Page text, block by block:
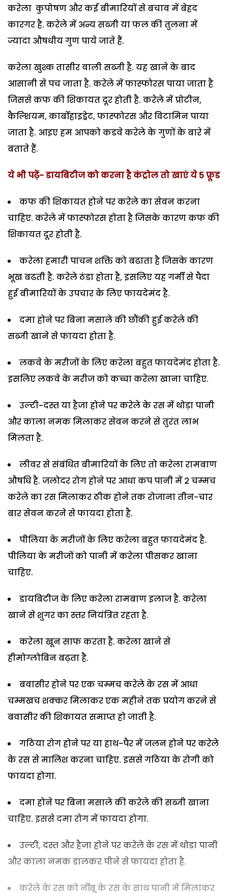
करेला कुपोषण और कई बीमारियों से बचाव में बेहद
कारगर है. करेले में अन्य सब्जी या फल की तुलना में
ज्यादा औषधीय गुण पाये जाते हैं.
करेला खुश्क तासीर वाली सब्जी‍ है. यह खाने के बाद
आसानी से पच जाता है. करेले में फास्फोरस पाया जाता है
जिससे कफ की शिकायत दूर होती है. करेले में प्रोटीन,
कैल्शियम, कार्बोहाइड्रेट, फास्फोरस और विटामिन पाया
जाता है. आइए हम आपको कडवे करेले के गुणों के बारे में
बताते हैं.
ये भी पढ़ें- डायबिटीज को करना है कंट्रोल तो खाएं ये 5 फ़ूड
कफ की शिकायत होने पर करेले का सेवन करना
चाहिए. करेले में फास्फोरस होता है जिसके कारण कफ की
शिकायत दूर होती है.
करेला हमारी पाचन शक्ति को बढाता है जिसके कारण
भूख बढती है. करेले ठंडा होता है, इसलिए यह गर्मी से पैदा
हुई बीमारियों के उपचार के‍ लिए फायदेमंद है.
दमा होने पर बिना मसाले की छौंकी हुई करेले की
सब्जी खाने से फायदा होता है.
लकवे के मरीजों के लिए करेला बहुत फायदेमंद होता है.
इसलिए लकवे के मरीज को कच्चा करेला खाना चाहिए.
उल्टी-दस्त या हैजा होने पर करेले के रस में थोड़ा पानी
और काला नमक मिलाकर सेवन करने से तुरंत लाभ
मिलता है.
लीवर से संबंधित बीमारियों के लिए तो करेला रामबाण
औषधि है. जलोदर रोग होने पर आधा कप पानी में 2 चम्मच
करेले का रस मिलाकर ठीक होने तक रोजाना तीन-चार
बार सेवन करने से फायदा होता है.
पीलिया के मरीजों के लिए करेला बहुत फायदेमंद है.
पीलिया के मरीजों को पानी में करेला पीसकर खाना
चाहिए.
डायबिटीज के लिए करेला रामबाण इलाज है. करेला
खाने से शुगर का स्तर नियंत्रित रहता है.
करेला खून साफ करता है. करेला खाने से
हीमोग्लोबिन बढ़ता है.
बवासीर होने पर एक चम्मच करेले के रस में आधा
चम्मखच शक्कर मिलाकर एक महीने तक प्रयोग करने से
बवासीर की शिकायत समाप्त हो जाती है.
गठिया रोग होने पर या हाथ-पैर में जलन होने पर करेले
के रस से मालिश करना चाहिए. इससे गठिया के रोगी को
फायदा होगा.
दमा होने पर बिना मसाले की करेले की सब्जी खाना
चाहिए. इससे दमा रोग में फायदा होगा.
उल्टी, दस्त और हैजा होने पर करेले के रस में थोडा पानी
और काला नमक डालकर पीने से फायदा होता है.
करेले के रस को नींबू के रस के साथ पानी में मिलाकर